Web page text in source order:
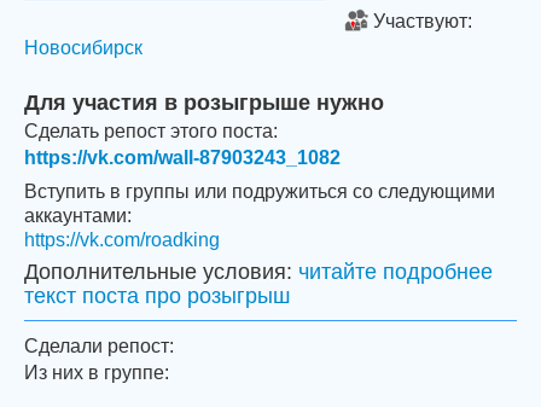
Участвуют:
Новосибирск
Для участия в розыгрыше нужно
Сделать репост этого поста:
https://vk.com/wall-87903243_1082
Вступить в группы или подружиться со следующими
аккаунтами:
https://vk.com/roadking
Дополнительные условия: читайте подробнее
текст поста про розыгрыш
Сделали репост:
Из них в группе: